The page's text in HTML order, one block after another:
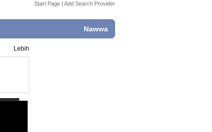
Start Page | Add Search Provider
Nawwa
Lebih